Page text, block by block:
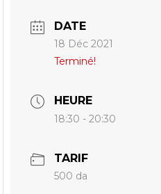
DATE
18 Déc 2021
Terminé!
HEURE
18:30 - 20:30
TARIF
500 da